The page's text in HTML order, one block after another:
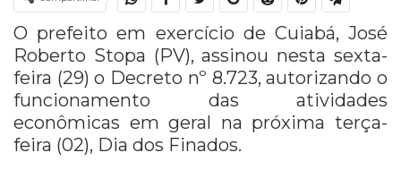
O prefeito em exercício de Cuiabá, José
Roberto Stopa (PV), assinou nesta sexta-
feira (29) o Decreto nº 8.723, autorizando o
funcionamento das atividades
econômicas em geral na próxima terça-
feira (02), Dia dos Finados.